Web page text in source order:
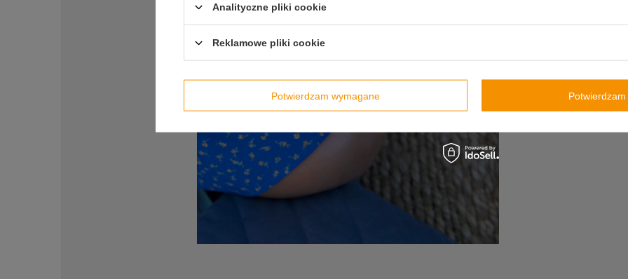
Analityczne pliki cookie
Reklamowe pliki cookie
Potwierdzam wymagane